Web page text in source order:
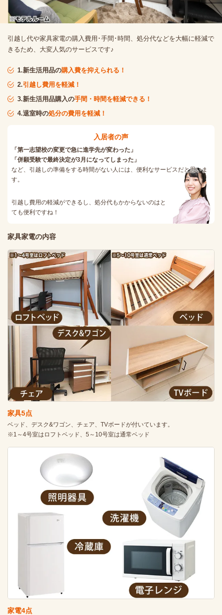
引越し代や家具家電の購入費用･手間･時間、処分代などを大幅に軽減で
きるため、大変人気のサービスです♪
1.新生活用品の購入費を抑えられる！
2.引越し費用を軽減！
3.新生活用品購入の手間・時間を軽減できる！
4.退室時の処分の費用を軽減！
入居者の声
「第一志望校の変更で急に進学先が変わった」
「併願受験で最終決定が3月になってしまった」
など、引越しの準備をする時間がない人には、便利なサービスだと思いま
す。
引越し費用の軽減ができるし、処分代もかからないのはと
ても便利ですね！
家具家電の内容
家具5点
ベッド、デスク&ワゴン、チェア、TVボードが付いています。
※1～4号室はロフトベッド、5～10号室は通常ベッド
家電4点